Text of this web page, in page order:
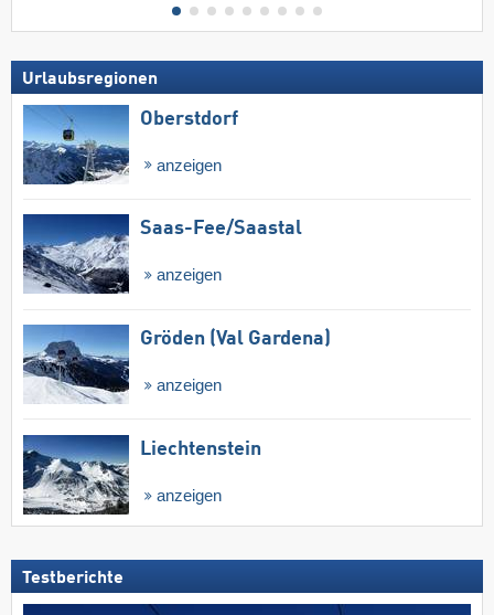
Urlaubsregionen
Oberstdorf
anzeigen
Saas-Fee/​Saastal
anzeigen
Gröden (Val Gardena)
anzeigen
Liechtenstein
anzeigen
Testberichte